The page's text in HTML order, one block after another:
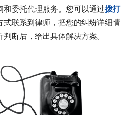
和委托代理服务。您可以通过拨打
式联系到律师，把您的纠纷详细情
断后，给出具体解决方案。